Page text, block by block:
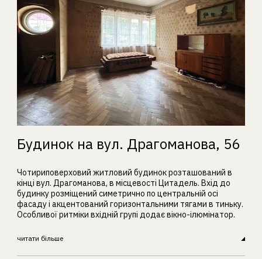
Будинок на вул. Драгоманова, 56
Чотириповерховий житловий будинок розташований в
кінці вул. Драгоманова, в місцевості Цитадель. Вхід до
будинку розміщений симетрично по центральній осі
фасаду і акцентований горизонтальними тягами в тиньку.
Особливої ритміки вхідній групі додає вікно-ілюмінатор.
читати більше